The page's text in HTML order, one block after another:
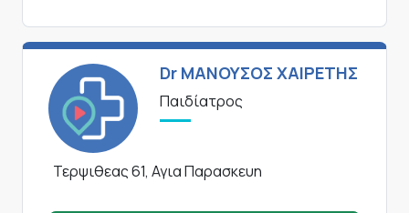
Dr ΜΑΝΟΥΣΟΣ ΧΑΙΡΕΤΗΣ
Παιδίατρος
Τερψιθεας 61, Αγια Παρασκευη